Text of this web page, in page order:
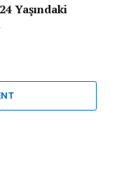
Yaşındaki